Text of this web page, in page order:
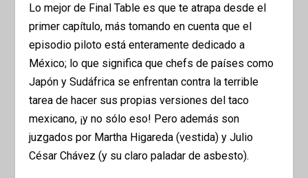
Lo mejor de Final Table es que te atrapa desde el
primer capítulo, más tomando en cuenta que el
episodio piloto está enteramente dedicado a
México; lo que significa que chefs de países como
Japón y Sudáfrica se enfrentan contra la terrible
tarea de hacer sus propias versiones del taco
mexicano, ¡y no sólo eso! Pero además son
juzgados por Martha Higareda (vestida) y Julio
César Chávez (y su claro paladar de asbesto).